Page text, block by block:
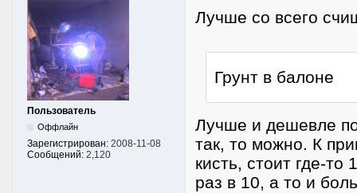
Пользователь
Оффлайн
Зарегистрирован: 2008-11-08
Сообщений: 2,120
Лучше со всего
Грунт в балоне
Лучше и дешевле
так, то можно. К
кисть, стоит где-
раз в 10, а то и